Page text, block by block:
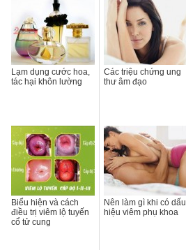
Lạm dụng cước hoa,
tác hại khôn lường
Các triệu chứng ung
thư âm đạo
Biểu hiện và cách
điều trị viêm lộ tuyến
cổ tử cung
Nên làm gì khi có dấu
hiệu viêm phụ khoa